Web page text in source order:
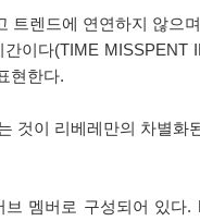
트렌드에 연연하지 않으
이다(TIME MISSPENT
현한다.
것이 리베레만의 차별화
멤버로 구성되어 있다